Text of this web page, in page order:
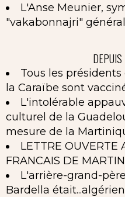
L'Anse Meunier,
"vakabonnajri"
DEPUIS
Tous les
la Caraïbe sont
L'intolérable
culturel de la
mesure de la
LETTRE OUVERTE
FRANCAIS DE
L'arrière-grand-
Bardella était...algérien